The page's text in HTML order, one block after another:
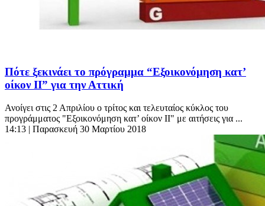
Πότε ξεκινάει το πρόγραμμα “Εξοικονόμηση κατ’
οίκον ΙΙ” για την Αττική
Ανοίγει στις 2 Απριλίου ο τρίτος και τελευταίος κύκλος του
προγράμματος "Εξοικονόμηση κατ’ οίκον ΙΙ" με αιτήσεις για ...
14:13 | Παρασκευή 30 Μαρτίου 2018